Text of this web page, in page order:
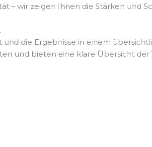
– wir zeigen Ihnen die Stärken und
die Ergebnisse in einem
und bieten eine klare Übersicht